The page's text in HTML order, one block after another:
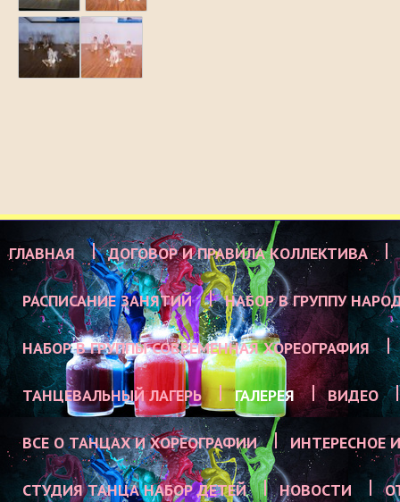
ГЛАВНАЯ ДОГОВОР И ПРАВИЛА КОЛЛЕКТИВА
РАСПИСАНИЕ ЗАНЯТИЙ НАБОР В ГРУППУ
НАБОР В ГРУППЫ СОВРЕМЕННАЯ ХОРЕОГРАФИЯ
ТАНЦЕВАЛЬНЫЙ ЛАГЕРЬ ГАЛЕРЕЯ ВИДЕО
ВСЕ О ТАНЦАХ И ХОРЕОГРАФИИ ИНТЕРЕСНОЕ
СТУДИЯ ТАНЦА НАБОР ДЕТЕЙ НОВОСТИ